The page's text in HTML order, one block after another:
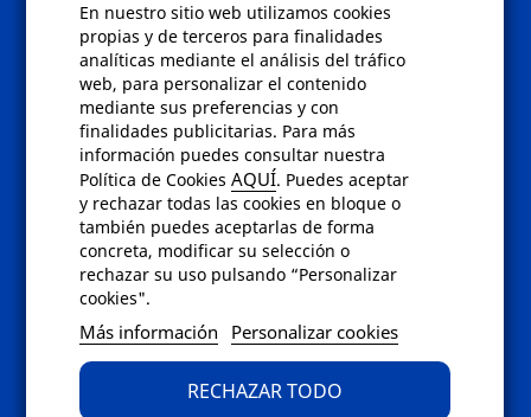
En nuestro sitio web utilizamos cookies
propias y de terceros para finalidades
analíticas mediante el análisis del tráfico
web, para personalizar el contenido
mediante sus preferencias y con
finalidades publicitarias. Para más
información puedes consultar nuestra
Política de CookiesAQUÍ. Puedes aceptar
y rechazar todas las cookies en bloque o
también puedes aceptarlas de forma
concreta, modificar su selección o
rechazar su uso pulsando “Personalizar
cookies".
Más información Personalizar cookies
RECHAZAR TODO
Políticas
Condiciones de compra
Aviso de privacidad
Cookies
Bajas comunicados comerciales
Derecho de desistimiento
Preguntas frecuentes
Contacto
Envíanos un email a
bien rellena nuestroformulario de
contacto